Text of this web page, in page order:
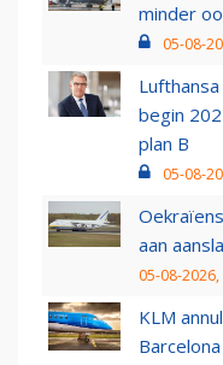
minder
05-08-
begin
plan B
05-08-
aan
05-08-
KLM